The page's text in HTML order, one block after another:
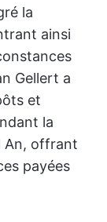
la
ainsi
Gellert a
et
la
An, offrant
payées